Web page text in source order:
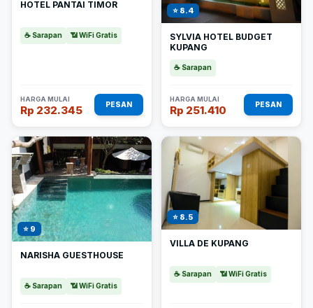
HOTEL PANTAI TIMOR
☕ Sarapan 📶 WiFi Gratis
HARGA MULAI
Rp 232.345 PESAN
⭐ 8.4
SYLVIA HOTEL BUDGET
KUPANG
☕ Sarapan
HARGA MULAI
Rp 251.410 PESAN
⭐ 9
NARISHA GUESTHOUSE
☕ Sarapan 📶 WiFi Gratis
⭐ 8.5
VILLA DE KUPANG
☕ Sarapan 📶 WiFi Gratis